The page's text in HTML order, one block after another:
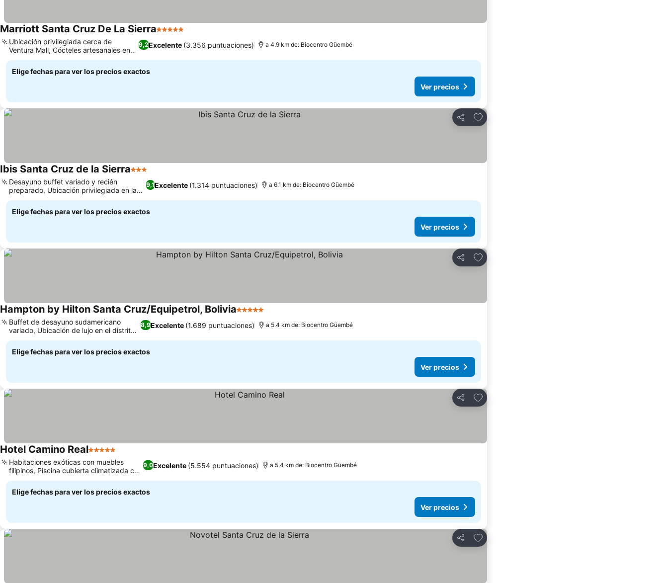
Marriott Santa Cruz De La Sierra5 Estrellas
9,2Excelente (3.356 puntuaciones)
Ubicación privilegiada cerca de
Ventura Mall, Cócteles artesanales en
Blue Macaw Bar
a 4.9 km de: Biocentro Güembé
Elige fechas para ver los precios exactos
Ver precios
Compartir
Agregar a favoritos
Ibis Santa Cruz de la Sierra3 Estrellas
9,1Excelente (1.314 puntuaciones)
Desayuno buffet variado y recién
preparado, Ubicación privilegiada en la
zona de Equipetrol
a 6.1 km de: Biocentro Güembé
Elige fechas para ver los precios exactos
Ver precios
Compartir
Agregar a favoritos
Hampton by Hilton Santa Cruz/Equipetrol, Bolivia5 Estrellas
8,9Excelente (1.689 puntuaciones)
Buffet de desayuno sudamericano
variado, Ubicación de lujo en el distrito
de Equipetrol
a 5.4 km de: Biocentro Güembé
Elige fechas para ver los precios exactos
Ver precios
Compartir
Agregar a favoritos
Hotel Camino Real5 Estrellas
9,0Excelente (5.554 puntuaciones)
Habitaciones exóticas con muebles
filipinos, Piscina cubierta climatizada con
acceso al spa
a 5.4 km de: Biocentro Güembé
Elige fechas para ver los precios exactos
Ver precios
Compartir
Agregar a favoritos